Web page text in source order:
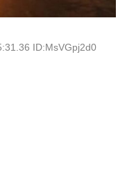
ID:MsVGpj2d0